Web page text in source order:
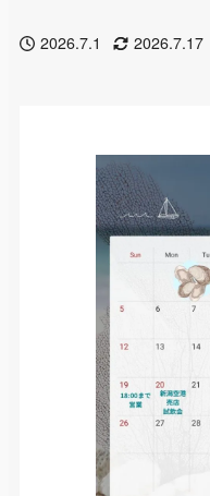
投稿日2026.7.1 更新日2026.7.17